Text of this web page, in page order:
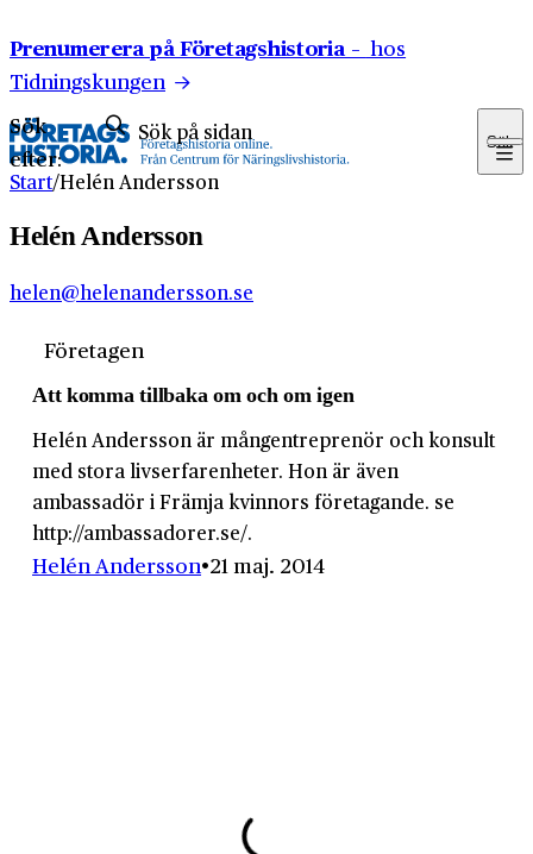
Prenumerera på Företagshistoria – hos
Tidningskungen
Sök
efter:
Sök
Start/Helén Andersson
Helén Andersson
helen@helenandersson.se
Företagen
Att komma tillbaka om och om igen
Helén Andersson är mångentreprenör och konsult
med stora livserfarenheter. Hon är även
ambassadör i Främja kvinnors företagande. se
http://ambassadorer.se/.
Helén Andersson 21 maj. 2014